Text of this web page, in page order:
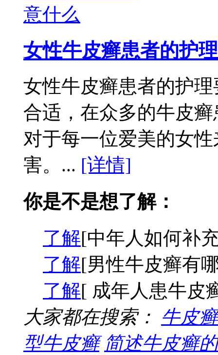
女性牛皮癣患者的护理
女性牛皮癣患者的护
合适，在众多的牛皮
对于每一位爱美的女
害。... [详情]
你是不是想了解：
了解[中年人如何补
了解[男性牛皮癣有
了解[ 成年人患牛皮
大家都在搜索： 牛皮
型牛皮癣 简述牛皮癣